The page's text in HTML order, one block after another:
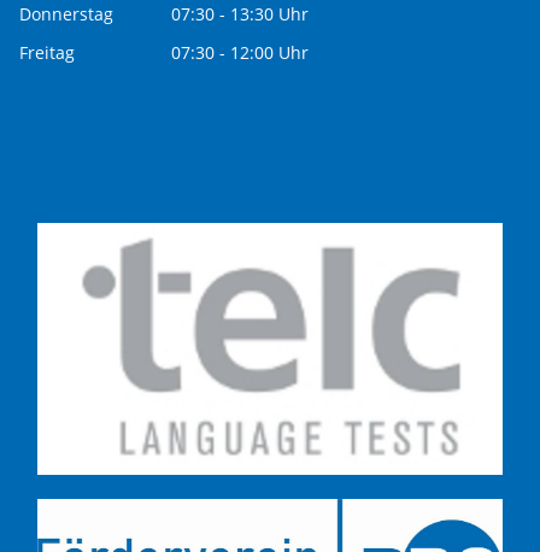
Donnerstag
07:30 - 13:30 Uhr
Freitag
07:30 - 12:00 Uhr